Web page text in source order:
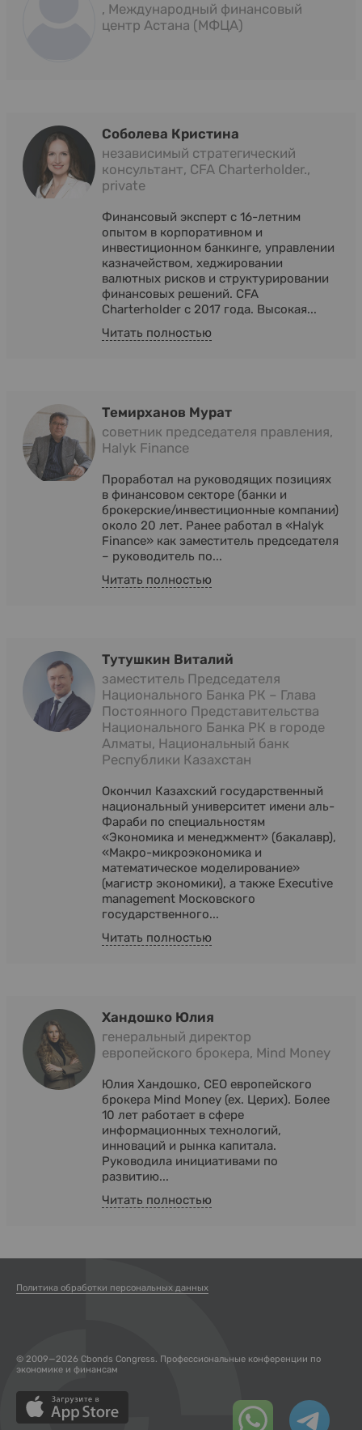
, Международный финансовый
центр Астана (МФЦА)
Соболева Кристина
независимый стратегический
консультант, CFA Charterholder.,
private
Финансовый эксперт с 16-летним
опытом в корпоративном и
инвестиционном банкинге, управлении
казначейством, хеджировании
валютных рисков и структурировании
финансовых решений. CFA
Charterholder с 2017 года. Высокая...
Читать полностью
Темирханов Мурат
советник председателя правления,
Halyk Finance
Проработал на руководящих позициях
в финансовом секторе (банки и
брокерские/инвестиционные компании)
около 20 лет. Ранее работал в «Halyk
Finance» как заместитель председателя
– руководитель по...
Читать полностью
Тутушкин Виталий
заместитель Председателя
Национального Банка РК – Глава
Постоянного Представительства
Национального Банка РК в городе
Алматы, Национальный банк
Республики Казахстан
Окончил Казахский государственный
национальный университет имени аль-
Фараби по специальностям
«Экономика и менеджмент» (бакалавр),
«Макро-микроэкономика и
математическое моделирование»
(магистр экономики), а также Executive
management Московского
государственного...
Читать полностью
Хандошко Юлия
генеральный директор
европейского брокера, Mind Money
Юлия Хандошко, СЕО европейского
брокера Mind Money (ex. Церих). Более
10 лет работает в сфере
информационных технологий,
инноваций и рынка капитала.
Руководила инициативами по
развитию...
Читать полностью
Политика обработки персональных данных
© 2009—2026 Cbonds Congress. Профессиональные конференции по
экономике и финансам